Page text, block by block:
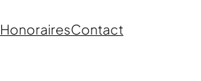
HonorairesContact